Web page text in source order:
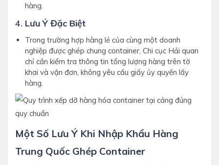
hàng.
4. Lưu Ý Đặc Biệt
Trong trường hợp hàng lẻ của cùng một doanh
nghiệp được ghép chung container, Chi cục Hải quan
chỉ cần kiểm tra thông tin tổng lượng hàng trên tờ
khai và vận đơn, không yêu cầu giấy ủy quyền lấy
hàng.
Một Số Lưu Ý Khi Nhập Khẩu Hàng
Trung Quốc Ghép Container